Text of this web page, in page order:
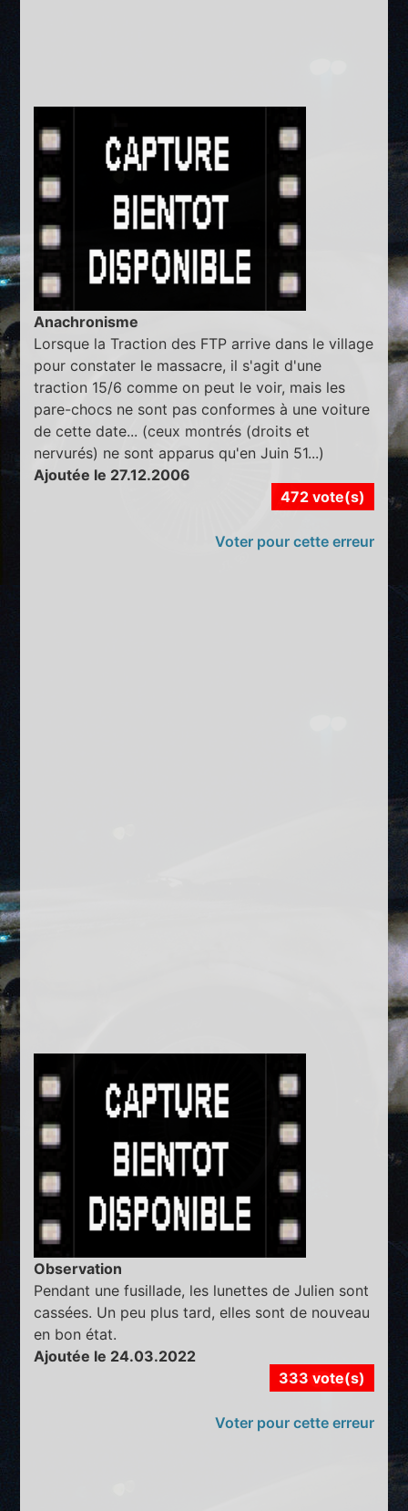
Anachronisme
Lorsque la Traction des FTP arrive dans le village
pour constater le massacre, il s'agit d'une
traction 15/6 comme on peut le voir, mais les
pare-chocs ne sont pas conformes à une voiture
de cette date... (ceux montrés (droits et
nervurés) ne sont apparus qu'en Juin 51...)
Ajoutée le 27.12.2006
472 vote(s)
Voter pour cette erreur
Observation
Pendant une fusillade, les lunettes de Julien sont
cassées. Un peu plus tard, elles sont de nouveau
en bon état.
Ajoutée le 24.03.2022
333 vote(s)
Voter pour cette erreur